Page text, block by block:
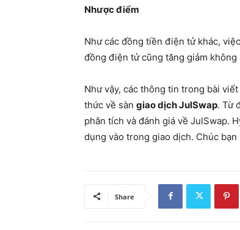
Nhược điểm
Như các đồng tiền điện tử khác,
đồng điện tử cũng tăng giảm
Như vậy, các thông tin trong bài
thức về sàn giao dịch JulSwap. Từ
phân tích và đánh giá về JulSwap.
dụng vào trong giao dịch. Chúc
Share